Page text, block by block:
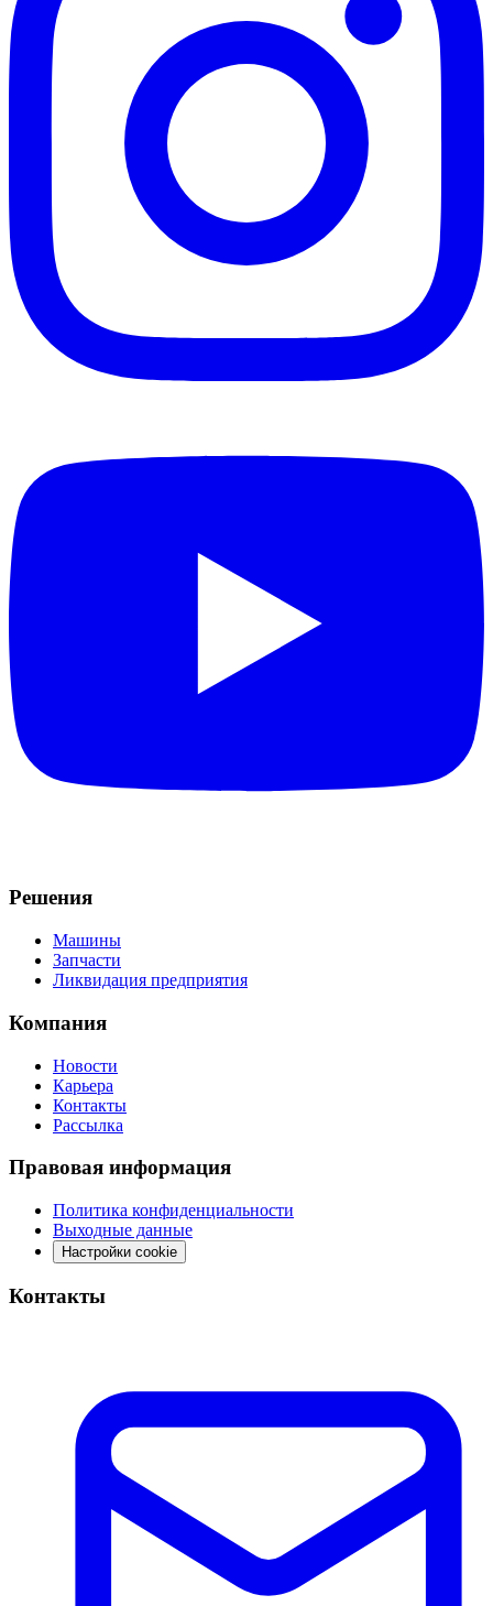
Решения
Машины
Запчасти
Ликвидация предприятия
Компания
Новости
Карьера
Контакты
Рассылка
Правовая информация
Политика конфиденциальности
Выходные данные
Настройки cookie
Контакты